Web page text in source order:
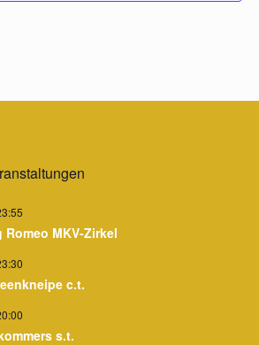
Romeo MKV-Zirkel
c.t.
s.t.